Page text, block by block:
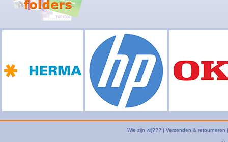
Wie zijn wij??? | Verzenden & retourneren